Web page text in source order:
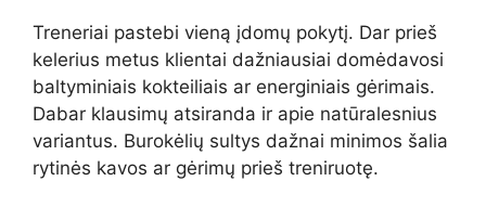
Treneriai pastebi vieną įdomų pokytį. Dar prieš
kelerius metus klientai dažniausiai domėdavosi
baltyminiais kokteiliais ar energiniais gėrimais.
Dabar klausimų atsiranda ir apie natūralesnius
variantus. Burokėlių sultys dažnai minimos šalia
rytinės kavos ar gėrimų prieš treniruotę.